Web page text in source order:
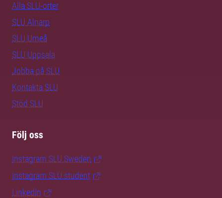
Alla SLU-orter
SLU Alnarp
SLU Umeå
SLU Uppsala
Jobba på SLU
Kontakta SLU
Stöd SLU
Följ oss
Instagram SLU.Sweden
Instagram SLU.student
LinkedIn